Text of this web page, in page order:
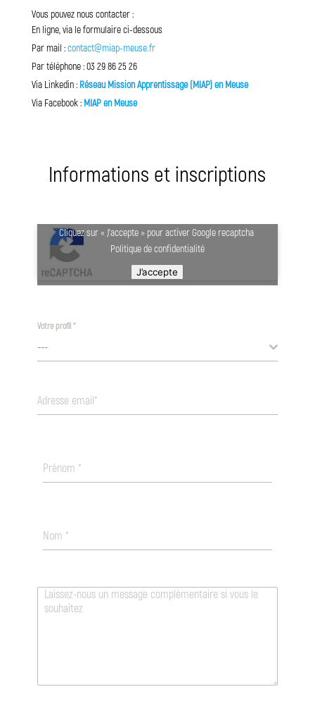
Vous pouvez nous contacter :
En ligne, via le formulaire ci-dessous
Par mail :contact@miap-meuse.fr
Par téléphone : 03 29 86 25 26
Via Linkedin : Réseau Mission Apprentissage (MIAP) en Meuse
Via Facebook : MIAP en Meuse
Informations et inscriptions
Cliquez sur « J’accepte » pour activer Google recaptcha
Politique de confidentialité
J’accepte
Votre profil *
---
Prénom *
Nom *